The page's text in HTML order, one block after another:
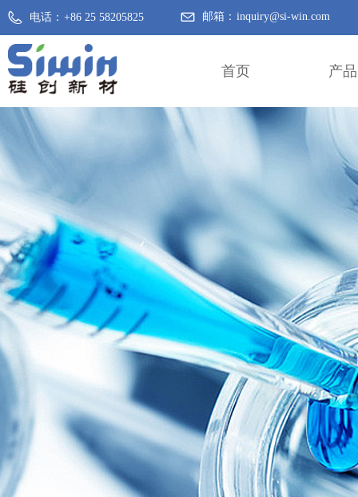
首页 产品
电话： +86 25 58205825 邮箱： inquiry@si-win.com